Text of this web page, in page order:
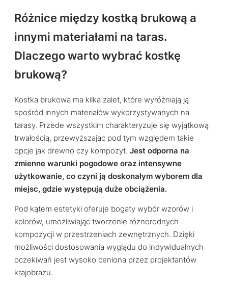
Różnice między kostką brukową a
innymi materiałami na taras.
Dlaczego warto wybrać kostkę
brukową?
Kostka brukowa ma kilka zalet, które wyróżniają ją
spośród innych materiałów wykorzystywanych na
tarasy. Przede wszystkim charakteryzuje się wyjątkową
trwałością, przewyższając pod tym względem takie
opcje jak drewno czy kompozyt. Jest odporna na
zmienne warunki pogodowe oraz intensywne
użytkowanie, co czyni ją doskonałym wyborem dla
miejsc, gdzie występują duże obciążenia.
Pod kątem estetyki oferuje bogaty wybór wzorów i
kolorów, umożliwiając tworzenie różnorodnych
kompozycji w przestrzeniach zewnętrznych. Dzięki
możliwości dostosowania wyglądu do indywidualnych
oczekiwań jest wysoko ceniona przez projektantów
krajobrazu.